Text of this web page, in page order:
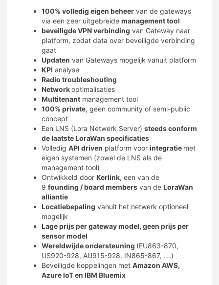
100% volledig eigen beheer van de gateways
via een zeer uitgebreide management tool
beveiligde VPN verbinding van Gateway naar
platform, zodat data over beveiligde verbinding
gaat
Updaten van Gateways mogelijk vanuit platform
KPI analyse
Radio troubleshouting
Networkoptimalisaties
Multitenant management tool
100% private, geen community of semi-public
concept
Een LNS (Lora Netwerk Server) steeds conform
de laatste LoraWan specificaties
Volledig API driven platform voor integratie met
eigen systemen (zowel de LNS als de
management tool)
Ontwikkeld door Kerlink, een van de
9 founding / board members van de LoraWan
alliantie
Locatiebepaling vanuit het netwerk optioneel
mogelijk
Lage prijs per gateway model, geen prijs per
sensor model
Wereldwijde ondersteuning (EU863-870,
US920-928, AU915-928, IN865-867, ….)
Beveiligde koppelingen met Amazon AWS,
Azure IoT en IBM Bluemix